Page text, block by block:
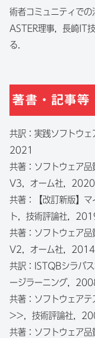
術者コミュニティで
ASTER理事，長崎IT
る．
著書・記事等
共訳：実践ソフトウェ
2021
共著：ソフトウェア
V3，オーム社，2020
共著：【改訂新版】マ
ト，技術評論社，
共著：ソフトウェア
V2，オーム社，2014
共訳：ISTQBシラバ
ージラーニング，
共著：ソフトウェア
>>，技術評論社，
共著：ソフトウェア